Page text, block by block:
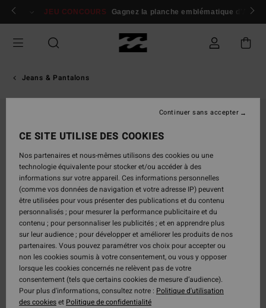
Passer
Se connecter / s'inscrire
JEU CONCOURS Gagnez la planche emblématique d'Andy
Jeans & Pantalons
CE SITE UTILISE DES COOKIES
Nos partenaires et nous-mêmes utilisons des cookies ou une
technologie équivalente pour stocker et/ou accéder à des
informations sur votre appareil. Ces informations personnelles
(comme vos données de navigation et votre adresse IP) peuvent
être utilisées pour vous présenter des publications et du contenu
personnalisés ; pour mesurer la performance publicitaire et du
contenu ; pour personnaliser les publicités ; et en apprendre plus
sur leur audience ; pour développer et améliorer les produits de nos
partenaires. Vous pouvez paramétrer vos choix pour accepter ou
non les cookies soumis à votre consentement, ou vous y opposer
lorsque les cookies concernés ne relèvent pas de votre
consentement (tels que certains cookies de mesure d’audience).
Pour plus d'informations, consultez notre : Politique d'utilisation
des cookieset Politique de confidentialité
Continuer sans accepter